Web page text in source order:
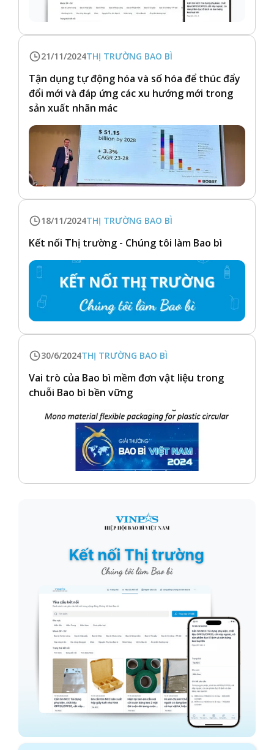
21/11/2024THỊ TRƯỜNG BAO BÌ
Tận dụng tự động hóa và số hóa để thúc đẩy
đổi mới và đáp ứng các xu hướng mới trong
sản xuất nhãn mác
18/11/2024THỊ TRƯỜNG BAO BÌ
Kết nối Thị trường - Chúng tôi làm Bao bì
30/6/2024THỊ TRƯỜNG BAO BÌ
Vai trò của Bao bì mềm đơn vật liệu trong
chuỗi Bao bì bền vững